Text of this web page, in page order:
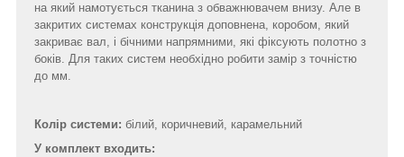
на який намотується тканина з обважнювачем внизу. Але в
закритих системах конструкція доповнена, коробом, який
закриває вал, і бічними напрямними, які фіксують полотно з
боків. Для таких систем необхідно робити замір з точністю
до мм.
Колір системи: білий, коричневий, карамельний
У комплект входить: